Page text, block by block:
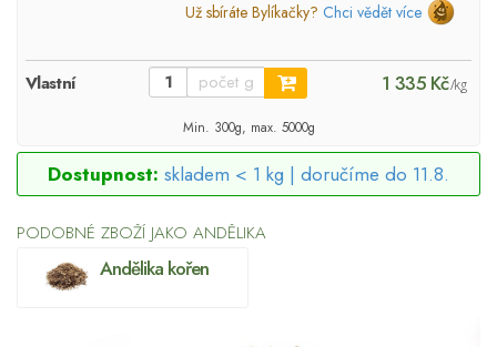
Už sbíráte Bylíkačky? Chci vědět více
Vlastní 1 335 Kč/kg
Min. 300g, max. 5000g
Dostupnost: skladem < 1 kg | doručíme do 11.8.
PODOBNÉ ZBOŽÍ JAKO ANDĚLIKA
Andělika kořen